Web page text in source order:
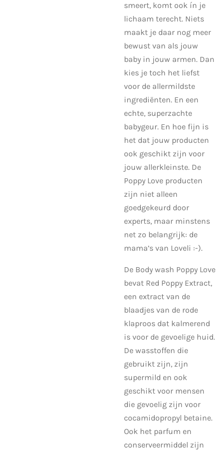
smeert, komt ook ín je
lichaam terecht. Niets
maakt je daar nog meer
bewust van als jouw
baby in jouw armen. Dan
kies je toch het liefst
voor de allermildste
ingrediënten. En een
echte, superzachte
babygeur. En hoe fijn is
het dat jouw producten
ook geschikt zijn voor
jouw allerkleinste. De
Poppy Love producten
zijn niet alleen
goedgekeurd door
experts, maar minstens
net zo belangrijk: de
mama’s van Loveli :-).
De Body wash Poppy Love
bevat Red Poppy Extract,
een extract van de
blaadjes van de rode
klaproos dat kalmerend
is voor de gevoelige huid.
De wasstoffen die
gebruikt zijn, zijn
supermild en ook
geschikt voor mensen
die gevoelig zijn voor
cocamidopropyl betaine.
Ook het parfum en
conserveermiddel zijn